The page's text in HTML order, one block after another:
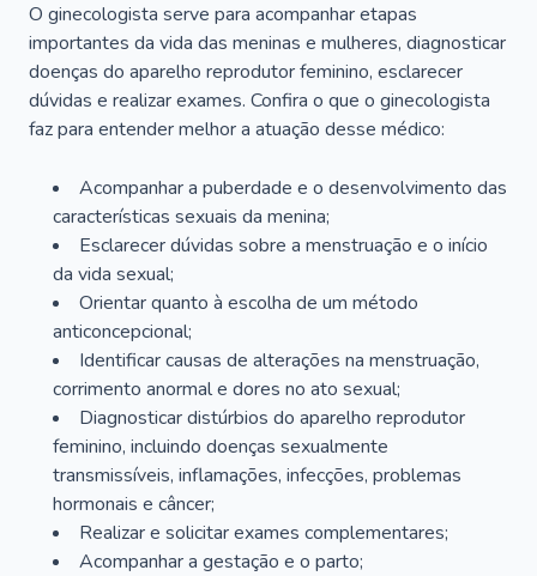
O ginecologista serve para acompanhar etapas
importantes da vida das meninas e mulheres, diagnosticar
doenças do aparelho reprodutor feminino, esclarecer
dúvidas e realizar exames. Confira o que o ginecologista
faz para entender melhor a atuação desse médico:
Acompanhar a puberdade e o desenvolvimento das
características sexuais da menina;
Esclarecer dúvidas sobre a menstruação e o início
da vida sexual;
Orientar quanto à escolha de um método
anticoncepcional;
Identificar causas de alterações na menstruação,
corrimento anormal e dores no ato sexual;
Diagnosticar distúrbios do aparelho reprodutor
feminino, incluindo doenças sexualmente
transmissíveis, inflamações, infecções, problemas
hormonais e câncer;
Realizar e solicitar exames complementares;
Acompanhar a gestação e o parto;